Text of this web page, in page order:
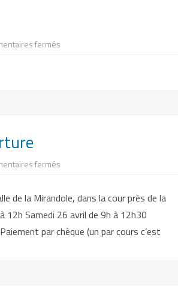
fermés
fermés
inscriptions
et
ouverture
de la Mirandole, dans la cour près de la
12h Samedi 26 avril de 9h à 12h30
par chèque (un par cours c’est